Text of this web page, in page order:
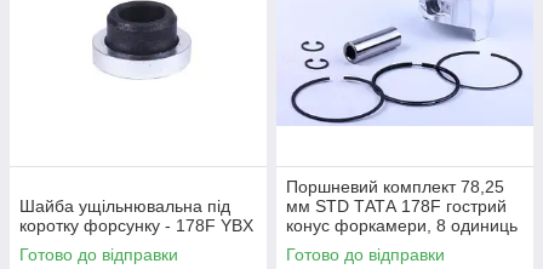
Шайба ущільнювальна під
коротку форсунку - 178F YBX
Готово до відправки
Поршневий комплект 78,25
мм STD ТАТА 178F гострий
конус форкамери, 8 одиниць
Готово до відправки